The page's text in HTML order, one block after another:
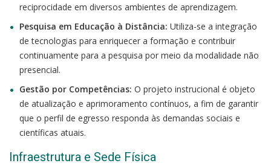
reciprocidade em diversos ambientes de aprendizagem.
Pesquisa em Educação à Distância: Utiliza-se a integração
de tecnologias para enriquecer a formação e contribuir
continuamente para a pesquisa por meio da modalidade não
presencial.
Gestão por Competências: O projeto instrucional é objeto
de atualização e aprimoramento contínuos, a fim de garantir
que o perfil de egresso responda às demandas sociais e
científicas atuais.
Infraestrutura e Sede Física